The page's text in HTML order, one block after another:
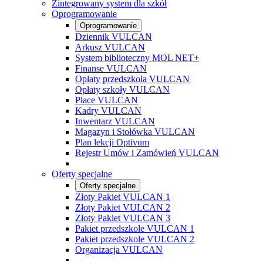
Zintegrowany system dla szkół
Oprogramowanie
Oprogramowanie
Dziennik VULCAN
Arkusz VULCAN
System biblioteczny MOL NET+
Finanse VULCAN
Opłaty przedszkola VULCAN
Opłaty szkoły VULCAN
Płace VULCAN
Kadry VULCAN
Inwentarz VULCAN
Magazyn i Stołówka VULCAN
Plan lekcji Optivum
Rejestr Umów i Zamówień VULCAN
Oferty specjalne
Oferty specjalne
Złoty Pakiet VULCAN 1
Złoty Pakiet VULCAN 2
Złoty Pakiet VULCAN 3
Pakiet przedszkole VULCAN 1
Pakiet przedszkole VULCAN 2
Organizacja VULCAN